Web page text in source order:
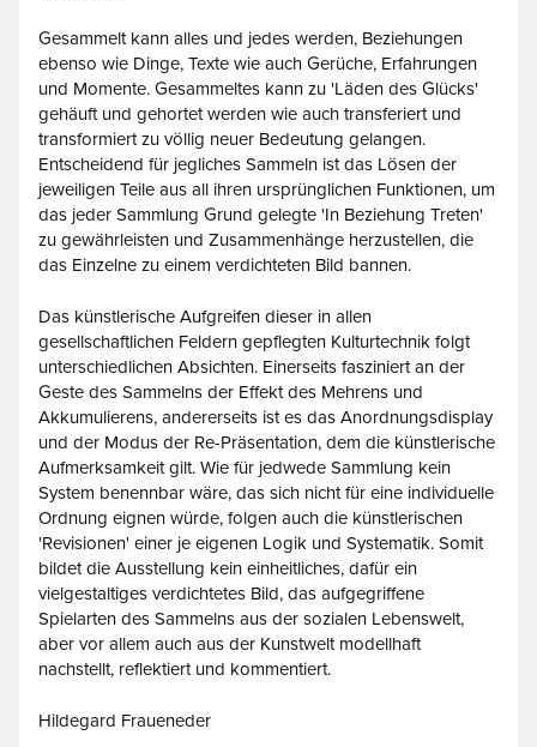
Gesammelt kann alles und jedes werden, Beziehungen
ebenso wie Dinge, Texte wie auch Gerüche, Erfahrungen
und Momente. Gesammeltes kann zu 'Läden des Glücks'
gehäuft und gehortet werden wie auch transferiert und
transformiert zu völlig neuer Bedeutung gelangen.
Entscheidend für jegliches Sammeln ist das Lösen der
jeweiligen Teile aus all ihren ursprünglichen Funktionen, um
das jeder Sammlung Grund gelegte 'In Beziehung Treten'
zu gewährleisten und Zusammenhänge herzustellen, die
das Einzelne zu einem verdichteten Bild bannen.
Das künstlerische Aufgreifen dieser in allen
gesellschaftlichen Feldern gepflegten Kulturtechnik folgt
unterschiedlichen Absichten. Einerseits fasziniert an der
Geste des Sammelns der Effekt des Mehrens und
Akkumulierens, andererseits ist es das Anordnungsdisplay
und der Modus der Re-Präsentation, dem die künstlerische
Aufmerksamkeit gilt. Wie für jedwede Sammlung kein
System benennbar wäre, das sich nicht für eine individuelle
Ordnung eignen würde, folgen auch die künstlerischen
'Revisionen' einer je eigenen Logik und Systematik. Somit
bildet die Ausstellung kein einheitliches, dafür ein
vielgestaltiges verdichtetes Bild, das aufgegriffene
Spielarten des Sammelns aus der sozialen Lebenswelt,
aber vor allem auch aus der Kunstwelt modellhaft
nachstellt, reflektiert und kommentiert.
Hildegard Fraueneder